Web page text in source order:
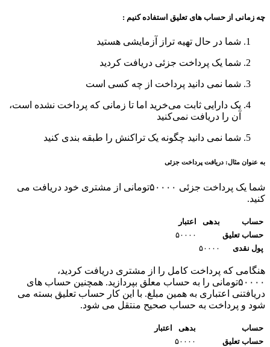
چه زمانی از حساب های تعلیق استفاده کنیم :
شما در حال تهیه تراز آزمایشی هستید
شما یک پرداخت جزئی دریافت کردید
شما نمی دانید پرداخت از چه کسی است
یک دارایی ثابت می‌خرید اما تا زمانی که پرداخت نشده است،
آن را دریافت نمی‌کنید
شما نمی دانید چگونه یک تراکنش را طبقه بندی کنید
به عنوان مثال: دریافت پرداخت جزئی
شما یک پرداخت جزئی ۵۰۰۰۰تومانی از مشتری خود دریافت می
کنید.
حساب بدهی
اعتبار
حساب تعلیق
۵۰۰۰۰
پول نقدی
۵۰۰۰۰
هنگامی که پرداخت کامل را از مشتری دریافت کردید،
۵۰۰۰۰تومانی را به حساب معلق بپردازید. همچنین حساب های
دریافتنی اعتباری به همین مبلغ. با این کار حساب تعلیق بسته می
شود و پرداخت به حساب صحیح منتقل می شود.
حساب بدهی
اعتبار
حساب تعلیق
۵۰۰۰۰